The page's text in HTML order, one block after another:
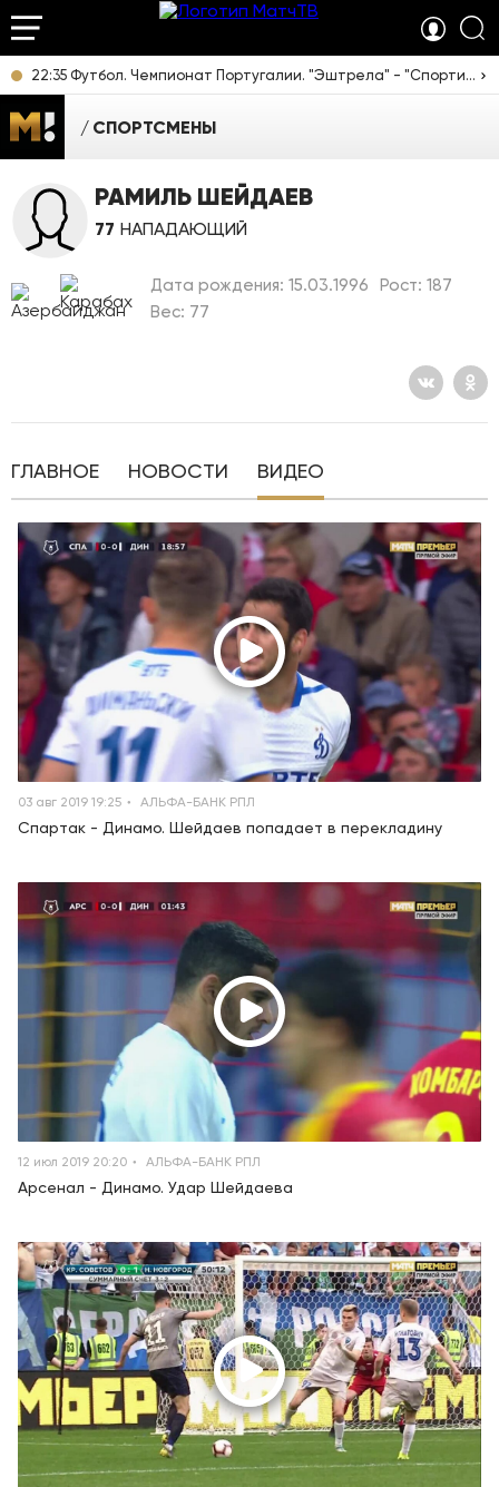
22:35 Футбол. Чемпионат Португалии. "Эштрела" - "Спортинг". Прямая трансляция
СПОРТСМЕНЫ
РАМИЛЬ ШЕЙДАЕВ
77 НАПАДАЮЩИЙ
Дата рождения: 15.03.1996
Рост: 187
Вес: 77
ГЛАВНОЕ НОВОСТИ ВИДЕО
03 авг 2019 19:25 АЛЬФА-БАНК РПЛ
Спартак - Динамо. Шейдаев попадает в перекладину
12 июл 2019 20:20 АЛЬФА-БАНК РПЛ
Арсенал - Динамо. Удар Шейдаева